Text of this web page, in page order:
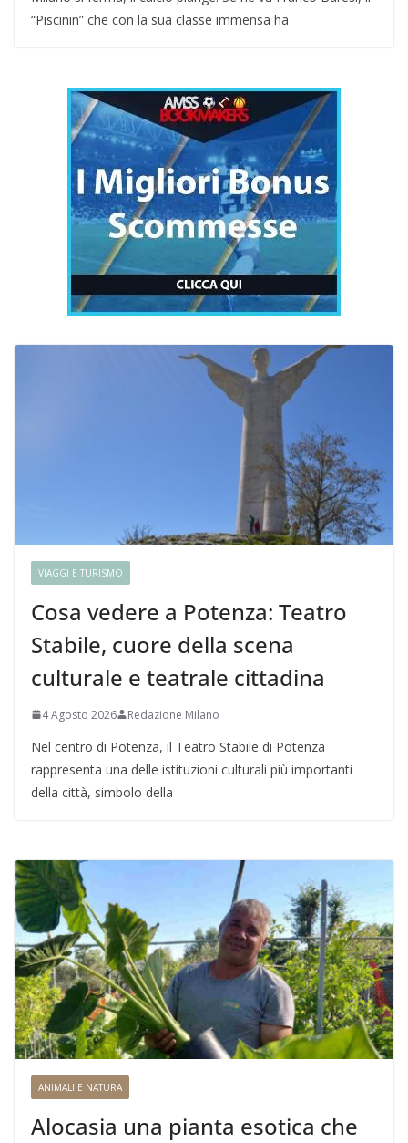
“Piscinin” che con la sua classe immensa ha
VIAGGI E TURISMO
Cosa vedere a Potenza: Teatro
Stabile, cuore della scena
culturale e teatrale cittadina
4 Agosto 2026 Redazione Milano
Nel centro di Potenza, il Teatro Stabile di Potenza
rappresenta una delle istituzioni culturali più importanti
della città, simbolo della
ANIMALI E NATURA
Alocasia una pianta esotica che